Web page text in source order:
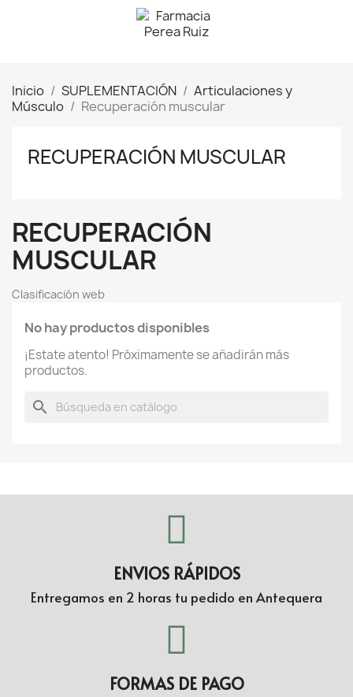
Inicio SUPLEMENTACIÓN
Articulaciones y
Músculo
Recuperación muscular
RECUPERACIÓN MUSCULAR
RECUPERACIÓN
MUSCULAR
Clasificación web
No hay productos disponibles
¡Estate atento! Próximamente se añadirán más
productos.
search
ENVIOS RÁPIDOS
Entregamos en 2 horas tu pedido en Antequera
FORMAS DE PAGO